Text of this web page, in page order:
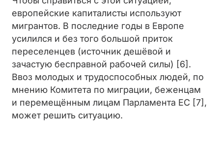
европейские капиталисты используют
мигрантов. В последние годы в Европе
усилился и без того большой приток
переселенцев (источник дешёвой и
зачастую бесправной рабочей силы) [6].
Ввоз молодых и трудоспособных людей, по
мнению Комитета по миграции, беженцам
и перемещённым лицам Парламента ЕС [7],
может решить ситуацию.